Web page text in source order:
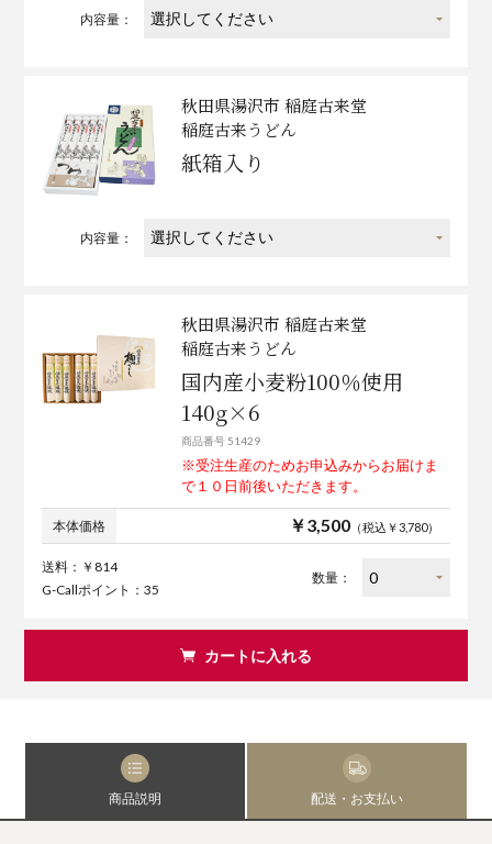
内容量：
秋田県湯沢市 稲庭古来堂
稲庭古来うどん
紙箱入り
内容量：
秋田県湯沢市 稲庭古来堂
稲庭古来うどん
国内産小麦粉100％使用
140g×6
商品番号 51429
※受注生産のためお申込みからお届けま
で１０日前後いただきます。
本体価格 ￥3,500（税込￥3,780）
送料：￥814
G-Callポイント：35
数量：
カートに入れる
商品説明 配送・お支払い